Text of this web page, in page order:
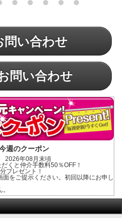
問い合わせ
問い合わせ
週のクーポン
2026年08月末頃
くと仲介手数料50％OFF！
プレゼント！
をご提示ください。初回以降にお申し